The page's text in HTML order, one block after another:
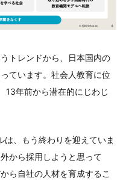
トレンドから、日本国内の
ています。社会人教育に位
13年前から潜在的にじわじ
、もう終わりを迎えていま
から採用しようと思って
ら自社の人材を育成するこ